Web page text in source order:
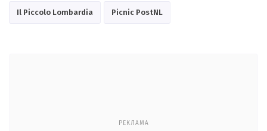
Il Piccolo Lombardia Picnic PostNL
РЕКЛАМА